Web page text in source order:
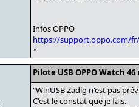
Infos OPPO
https://support.oppo.com/fr/
*
Pilote USB OPPO Watch
"WinUSB Zadig n'est pas
C'est le constat que je fais.